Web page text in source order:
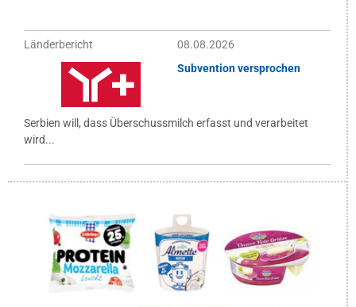
Länderbericht
08.08.2026
Subvention versprochen
Serbien will, dass Überschussmilch erfasst und verarbeitet
wird...